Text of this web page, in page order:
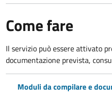
Come fare
Il servizio può essere attivato
documentazione prevista,
Moduli da compilare e